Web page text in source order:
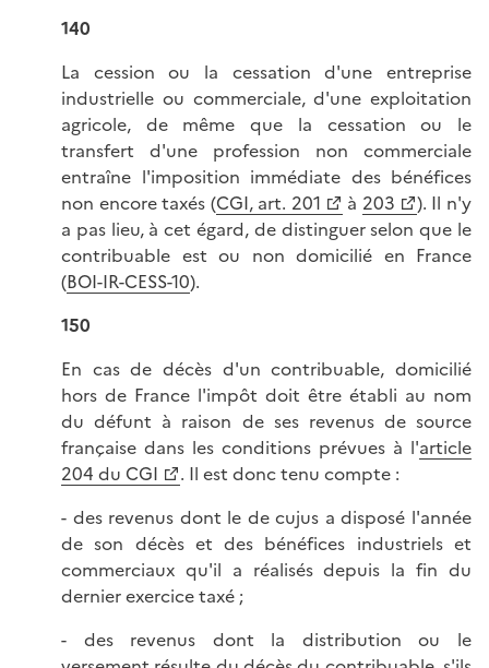
140
La cession ou la cessation d'une entreprise
industrielle ou commerciale, d'une exploitation
agricole, de même que la cessation ou le
transfert d'une profession non commerciale
entraîne l'imposition immédiate des bénéfices
non encore taxés (CGI, art. 201 à 203
). Il n'y
a pas lieu, à cet égard, de distinguer selon que le
contribuable est ou non domicilié en France
(BOI-IR-CESS-10).
150
En cas de décès d'un contribuable, domicilié
hors de France l'impôt doit être établi au nom
du défunt à raison de ses revenus de source
française dans les conditions prévues à l'article
204 du CGI
. Il est donc tenu compte :
- des revenus dont le de cujus a disposé l'année
de son décès et des bénéfices industriels et
commerciaux qu'il a réalisés depuis la fin du
dernier exercice taxé ;
- des revenus dont la distribution ou le